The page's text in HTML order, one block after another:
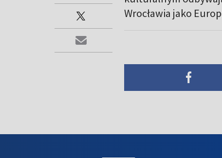
Wrocławia jako